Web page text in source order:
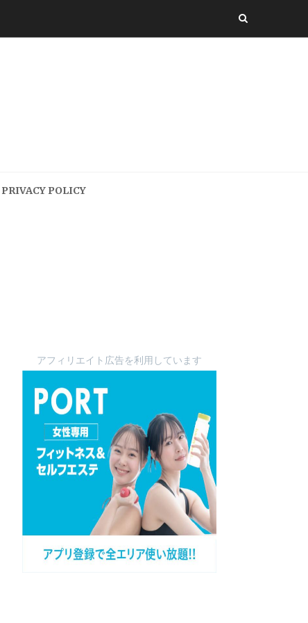
PRIVACY POLICY
アフィリエイト広告を利用しています